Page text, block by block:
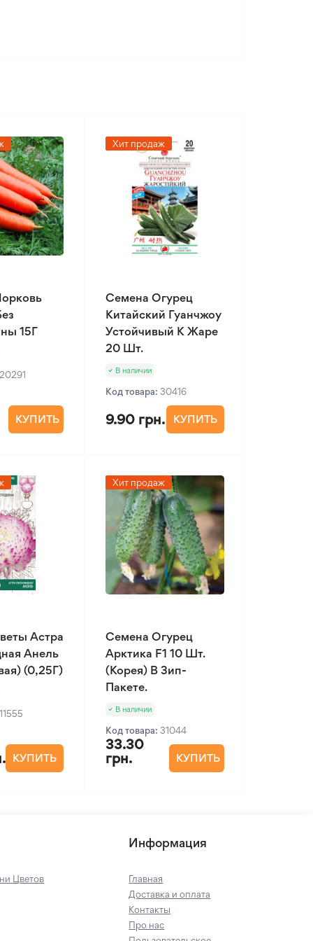
15Г
20291
КУПИТЬ
Хит продаж
Семена Огурец
Китайский Гуанчжоу
Устойчивый К Жаре
20 Шт.
В наличии
Код товара: 30416
9.90 грн. КУПИТЬ
Астра
Анель
(0,25Г)
11555
КУПИТЬ
Хит продаж
Семена Огурец
Арктика F1 10 Шт.
(Корея) В Зип-
Пакете.
В наличии
Код товара: 31044
33.30
грн.
КУПИТЬ
Цветов
Информация
Главная
Доставка и оплата
Контакты
Про нас